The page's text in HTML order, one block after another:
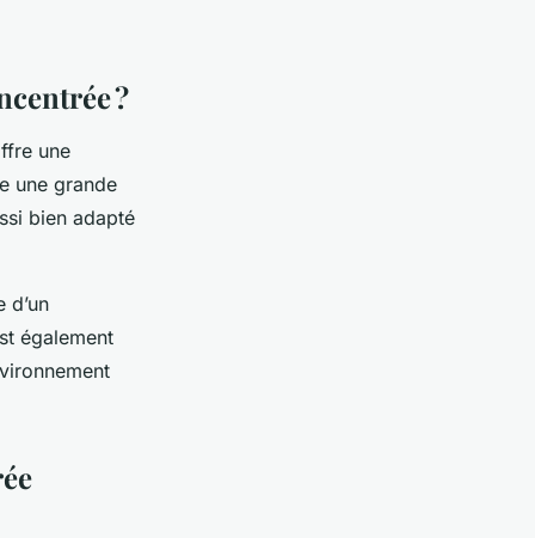
?
une
une grande
bien adapté
d’un
également